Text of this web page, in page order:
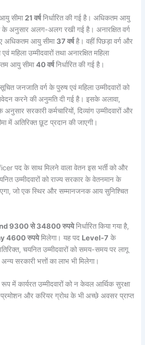
सीमा 21 वर्षनिर्धारित की गई है। अधिकतम आयु
के अनुसार अलग-अलग रखी गई है। अनारक्षित वर्ग
अधिकतम आयु सीमा 37 वर्षहै। वहीं पिछड़ा वर्ग और
महिला उम्मीदवारों तथा अनारक्षित महिला
आयु सीमा40 वर्षनिर्धारित की गई है।
जनजाति वर्ग के पुरुष एवं महिला उम्मीदवारों को
करने की अनुमति दी गई है। इसके अलावा,
सरकारी कर्मचारियों, दिव्यांग उम्मीदवारों और
में अतिरिक्त छूट प्रदान की जाएगी।
पद के साथ मिलने वाला वेतन इस भर्ती को और
उम्मीदवारों को राज्य सरकार के वेतनमान के
जो एक स्थिर और सम्मानजनक आय सुनिश्चित
9300 से 34800 रुपयेनिर्धारित किया गया है,
4600 रुपयेमिलेगा। यह पद Level-7 के
चयनित उम्मीदवारों को समय-समय पर लागू
सरकारी भत्तों का लाभ भी मिलेगा।
कार्यरत उम्मीदवारों को न केवल आर्थिक सुरक्षा
प्रमोशन और करियर ग्रोथ के भी अच्छे अवसर प्राप्त